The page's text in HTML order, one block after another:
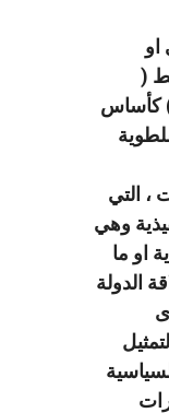
او
(
) كأساس
، التي
وهي
او ما
الدولة